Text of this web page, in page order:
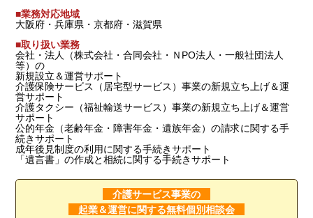
■業務対応地域
大阪府・兵庫県・京都府・滋賀県
■取り扱い業務
会社・法人（株式会社・合同会社・ＮPO法人・一般社団法人
等）の
新規設立＆運営サポート
介護保険サービス（居宅型サービス）事業の新規立ち上げ＆運
営サポート
介護タクシー（福祉輸送サービス）事業の新規立ち上げ＆運営
サポート
公的年金（老齢年金・障害年金・遺族年金）の請求に関する手
続きサポート
成年後見制度の利用に関する手続きサポート
「遺言書」の作成と相続に関する手続きサポート
介護サービス事業の
起業＆運営に関する無料個別相談会